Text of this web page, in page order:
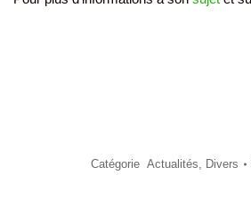
Catégorie Actualités, Divers